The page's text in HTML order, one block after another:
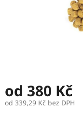
od 380 Kč
od 339,29 Kč bez DPH